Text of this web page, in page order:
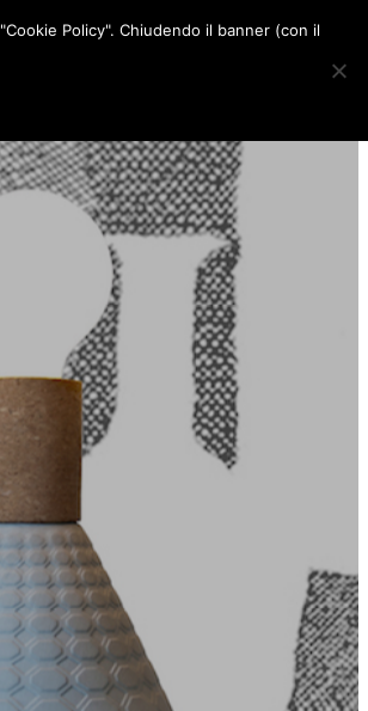
o
o
k
g
r
a
m
r
d
Policy". Chiudendo il banner (con il